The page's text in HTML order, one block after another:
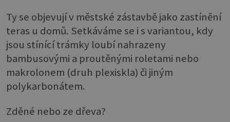
Ty se objevují v městské zástavbě jako zastínění
teras u domů. Setkáváme se i s variantou, kdy
jsou stínící trámky loubí nahrazeny
bambusovými a proutěnými roletami nebo
makrolonem (druh plexiskla) či jiným
polykarbonátem.
Zděné nebo ze dřeva?